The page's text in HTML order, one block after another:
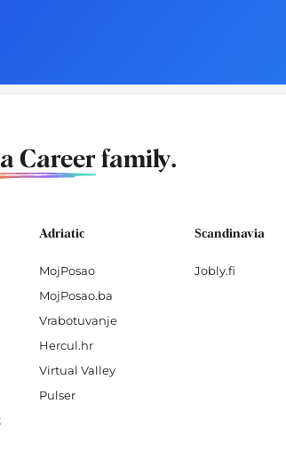
Careerfamily.
Adriatic
MojPosao
MojPosao.ba
Vrabotuvanje
Hercul.hr
Virtual Valley
Pulser
Scandinavia
Jobly.fi